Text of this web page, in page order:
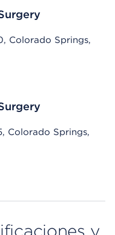
Colorado Springs,
on mobile devices
Colorado Springs,
on mobile devices
y